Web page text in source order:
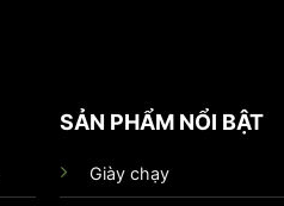
SẢN PHẨM NỔI BẬT
Giày chạy